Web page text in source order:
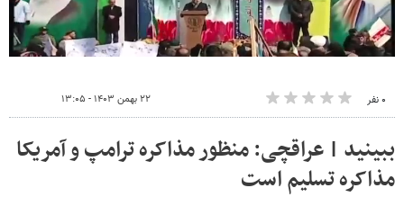
۰ نفر ۲۲ بهمن ۱۴۰۳ - ۱۳:۰۵
ببینید | عراقچی: منظور مذاکره ترامپ و آمریکا
مذاکره تسلیم است